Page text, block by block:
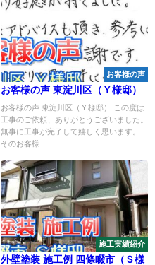
お客様の声
お客様の声 東淀川区（Ｙ様邸）
お客様の声 東淀川区（Ｙ様邸） この度は
工事のご依頼、ありがとうございました。
無事に工事が完了して嬉しく思います。
そのお客様...
施工実績紹介
外壁塗装 施工例 四條畷市（Ｓ様